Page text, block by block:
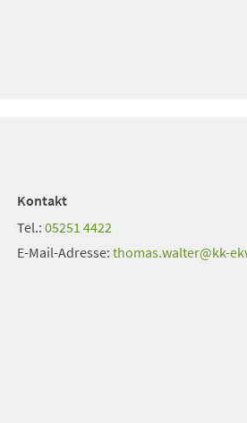
Kontakt
Tel.:05251 4422
E-Mail-Adresse:thomas.walter kk-